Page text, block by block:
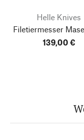
Helle Knives
Filetiermesser
139,00 €